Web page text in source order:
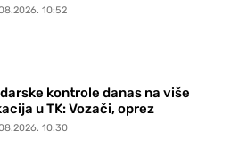
10:52
kontrole danas na više
u TK: Vozači, oprez
10:30